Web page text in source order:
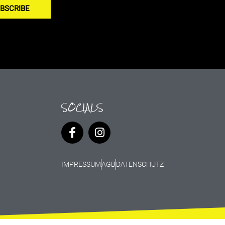
SOCIALS
IMPRESSUMAGBDATENSCHUTZ